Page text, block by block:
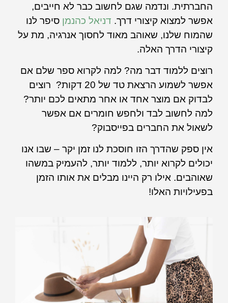
החברתית. ונדמה שגם לחשוב כבר לא חייבים,
אפשר למצוא קיצורי דרך. דניאל כהנמן סיפר לנו
שהמוח שלנו, שאוהב מאוד לחסוך אנרגיה, מת על
קיצורי הדרך האלה.
רוצים ללמוד דבר מה? למה לקרוא ספר שלם אם
אפשר לשמוע הרצאת טד של 20 דקות? רוצים
לבדוק אם מוצר אחד או אחר מתאים לכם יותר?
למה לחשוב לבד ולחפש חומרים אם אפשר
לשאול את החברים בפייסבוק?
אין ספק שהדרך הזו חוסכת לנו זמן יקר – שבו אנו
יכולים לקרוא יותר, ללמוד יותר, להעמיק במשהו
שאוהבים. אילו רק היינו מבלים את אותו הזמן
בפעילויות האלו!